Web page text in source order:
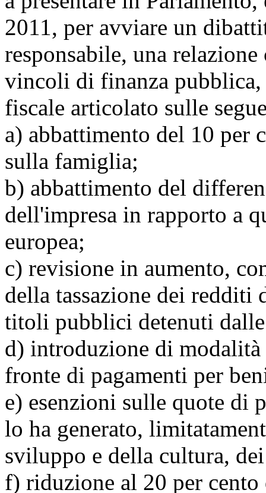
2011, per avviare un
responsabile, una
vincoli di finanza pubblica,
fiscale articolato sulle
a) abbattimento del 10 per
sulla famiglia;
b) abbattimento del
dell'impresa in rapporto a
europea;
c) revisione in aumento,
della tassazione dei redditi
titoli pubblici detenuti
d) introduzione di
fronte di pagamenti per
e) esenzioni sulle quote di
lo ha generato,
sviluppo e della cultura,
f) riduzione al 20 per